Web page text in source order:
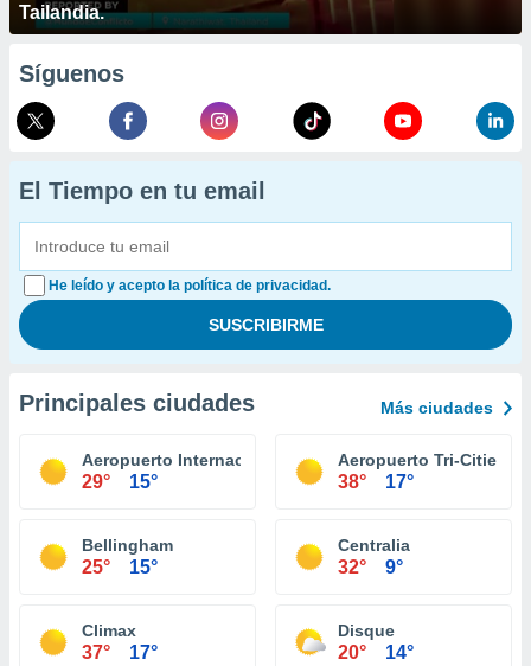
Tailandia.
Síguenos
El Tiempo en tu email
He leído y acepto la política de privacidad.
Principales ciudades Más ciudades
Aeropuerto Internacional King County Seattle
29° 15°
Aeropuerto Tri-Cities
38° 17°
Bellingham
25° 15°
Centralia
32° 9°
Climax
37° 17°
Disque
20° 14°